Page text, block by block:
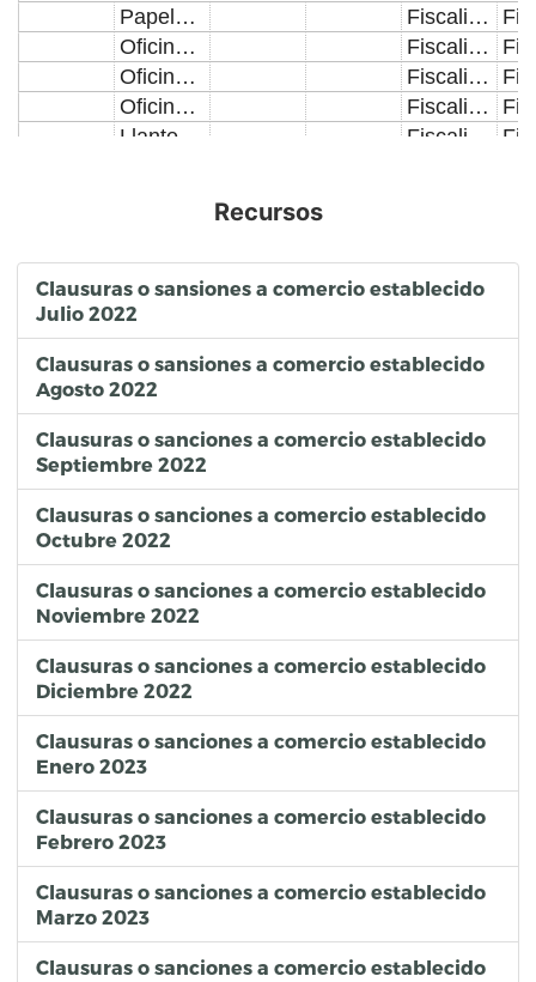
Papeleria
Fiscalización de Comercio Establecido
Oficinas Administrativas
Fiscalización de Comercio Establecido
Oficinas Administrativas
Fiscalización de Comercio Establecido
Oficinas Administrativas
Fiscalización de Comercio Establecido
Oficinas Administrativas
Fiscalización de Comercio Establecido
Centro de Copiado
Fiscalización de Comercio Establecido
Librería y Papeleria
Fiscalización de Comercio Establecido
Otros Servicios Financieros
Fiscalización de Comercio Establecido
Farmacia y Consultorio Medico
Bodega de Abarrotes y Bebidas Alcoholicas en Botella Cerrada
Fiscalización de Comercio Establecido
Estacionamiento
Fiscalización de Comercio Establecido
Pasteleria y Confiteria
Fiscalización de Comercio Establecido
Compra Venta de Empaques y Envases de todo tipo
Otras Industrias
Fiscalización de Comercio Establecido
Unidad de Radiologia y de Ultrasonido
Fiscalización de Comercio Establecido
Clinica, Sanatorio u Hospital
Estacionamiento
Fiscalización de Comercio Establecido
Recursos
Clausuras o sansiones a comercio establecido
Julio 2022
Clausuras o sansiones a comercio establecido
Agosto 2022
Clausuras o sanciones a comercio establecido
Septiembre 2022
Clausuras o sanciones a comercio establecido
Octubre 2022
Clausuras o sanciones a comercio establecido
Noviembre 2022
Clausuras o sanciones a comercio establecido
Diciembre 2022
Clausuras o sanciones a comercio establecido
Enero 2023
Clausuras o sanciones a comercio establecido
Febrero 2023
Clausuras o sanciones a comercio establecido
Marzo 2023
Clausuras o sanciones a comercio establecido